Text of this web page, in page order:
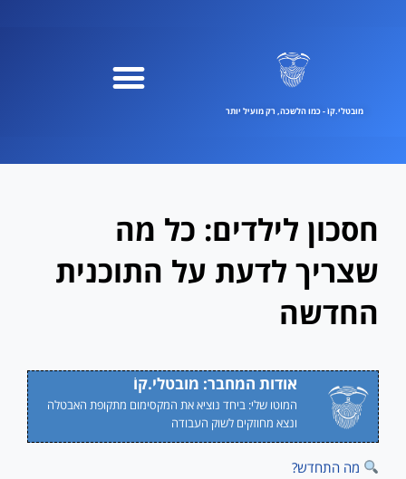
מובטלי.קוֹ - כמו הלשכה, רק מועיל יותר
חסכון לילדים: כל מה
שצריך לדעת על התוכנית
החדשה
אודות המחבר: מובטלי.קוֹ
המוטו שלי: ביחד נוציא את המקסימום מתקופת האבטלה
ונצא מחוזקים לשוק העבודה
מה התחדש?